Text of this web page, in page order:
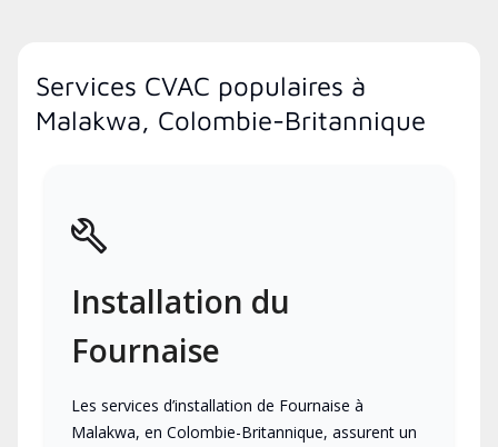
Services CVAC populaires à
Malakwa, Colombie-Britannique
Installation du
Fournaise
Les services d’installation de Fournaise à
Malakwa, en Colombie-Britannique, assurent un